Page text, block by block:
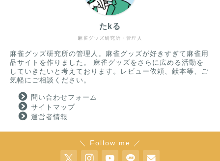
麻雀グッズ研究所・管理人
たkる
麻雀グッズ研究所の管理人。麻雀グッズが好きすぎて麻雀用
品サイトを作りました。 麻雀グッズをさらに広める活動を
していきたいと考えております。レビュー依頼、献本等、ご
気軽にご相談ください。
問い合わせフォーム
サイトマップ
運営者情報
＼ Follow me ／